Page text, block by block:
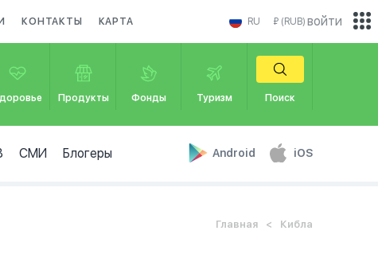
КОНТАКТЫ КАРТА RU ₽ (RUB)
Продукты Фонды Туризм Поиск
СМИ Блогеры Android iOS
войти
Главная Кибла